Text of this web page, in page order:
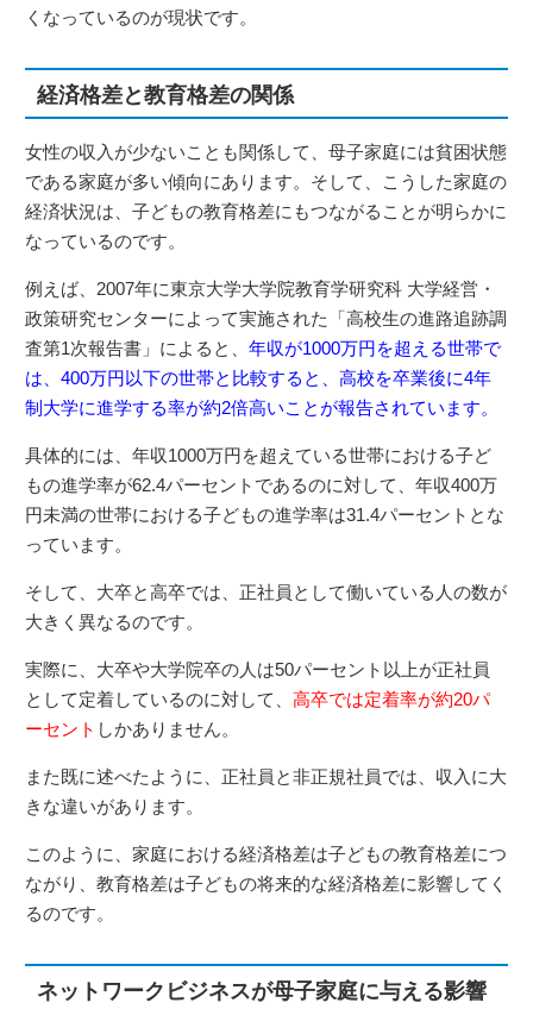
くなっているのが現状です。
経済格差と教育格差の関係
女性の収入が少ないことも関係して、母子家庭には貧困状態
である家庭が多い傾向にあります。そして、こうした家庭の
経済状況は、子どもの教育格差にもつながることが明らかに
なっているのです。
例えば、2007年に東京大学大学院教育学研究科 大学経営・
政策研究センターによって実施された「高校生の進路追跡調
査第1次報告書」によると、年収が1000万円を超える世帯で
は、400万円以下の世帯と比較すると、高校を卒業後に4年
制大学に進学する率が約2倍高いことが報告されています。
具体的には、年収1000万円を超えている世帯における子ど
もの進学率が62.4パーセントであるのに対して、年収400万
円未満の世帯における子どもの進学率は31.4パーセントとな
っています。
そして、大卒と高卒では、正社員として働いている人の数が
大きく異なるのです。
実際に、大卒や大学院卒の人は50パーセント以上が正社員
として定着しているのに対して、高卒では定着率が約20パ
ーセント しかありません。
また既に述べたように、正社員と非正規社員では、収入に大
きな違いがあります。
このように、家庭における経済格差は子どもの教育格差につ
ながり、教育格差は子どもの将来的な経済格差に影響してく
るのです。
ネットワークビジネスが母子家庭に与える影響